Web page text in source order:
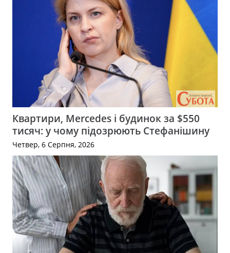
Квартири, Mercedes і будинок за $550
тисяч: у чому підозрюють Стефанішину
Четвер, 6 Серпня, 2026